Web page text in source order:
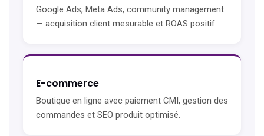
Google Ads, Meta Ads, community management
— acquisition client mesurable et ROAS positif.
E-commerce
Boutique en ligne avec paiement CMI, gestion des
commandes et SEO produit optimisé.